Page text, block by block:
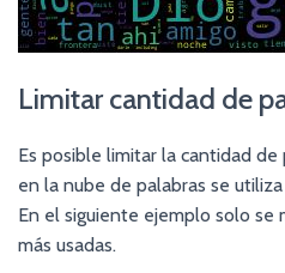
Limitar cantidad de
Es posible limitar la cantidad
en la nube de palabras se
En el siguiente ejemplo solo se
más usadas.